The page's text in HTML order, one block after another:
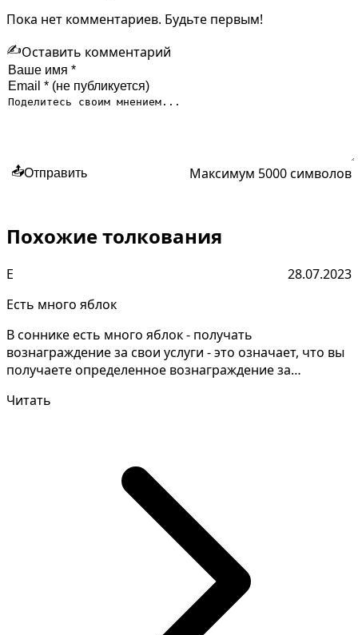
Пока нет комментариев. Будьте первым!
✍️Оставить комментарий
📤Отправить Максимум 5000 символов
Похожие толкования
Е
28.07.2023
Есть много яблок
В соннике есть много яблок - получать
вознаграждение за свои услуги - это означает, что вы
получаете определенное вознаграждение за
Читать